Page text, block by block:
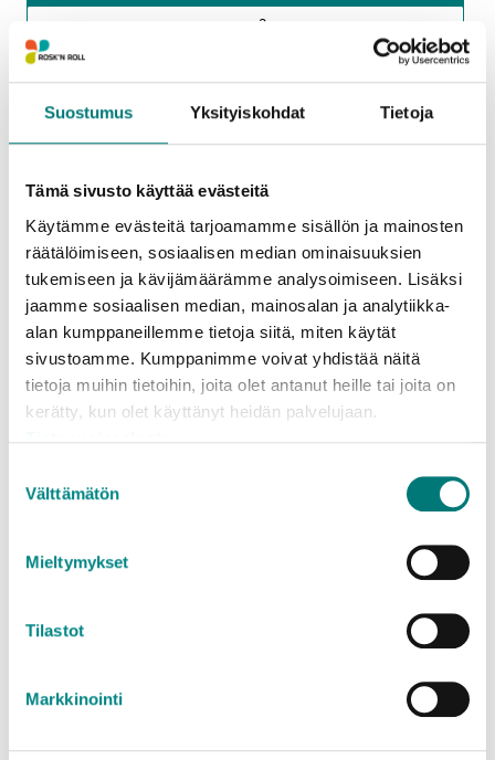
Suostumus Yksityiskohdat Tietoja
Tämä sivusto käyttää evästeitä
Käytämme evästeitä tarjoamamme sisällön ja mainosten
räätälöimiseen, sosiaalisen median ominaisuuksien
tukemiseen ja kävijämäärämme analysoimiseen. Lisäksi
jaamme sosiaalisen median, mainosalan ja analytiikka-
alan kumppaneillemme tietoja siitä, miten käytät
sivustoamme. Kumppanimme voivat yhdistää näitä
tietoja muihin tietoihin, joita olet antanut heille tai joita on
kerätty, kun olet käyttänyt heidän palvelujaan.
valinta
Välttämätön
Mieltymykset
Tilastot
Markkinointi
3
Porvoon jätekeskus
Oheiset hinta- ja määrärajoitustiedot koskevat
pienkuormia. (Alv 25,5 %.)
Kotitalouksien suurkuormien sekä yritysten
pien- ja suurkuormien hinta- ja
määrärajoitustiedot löytyvät erillisiltä
hinnastosivuilta:
Jäteasemahinnasto kotitalouksille (pien- ja
suurkuormat)
Jäteasemahinnasto yrityksille (pien- ja
Kotikompostista saa multaa omaan puutarhaan.
Alueeltamme erilliskerätty biojäte kuljetetaan